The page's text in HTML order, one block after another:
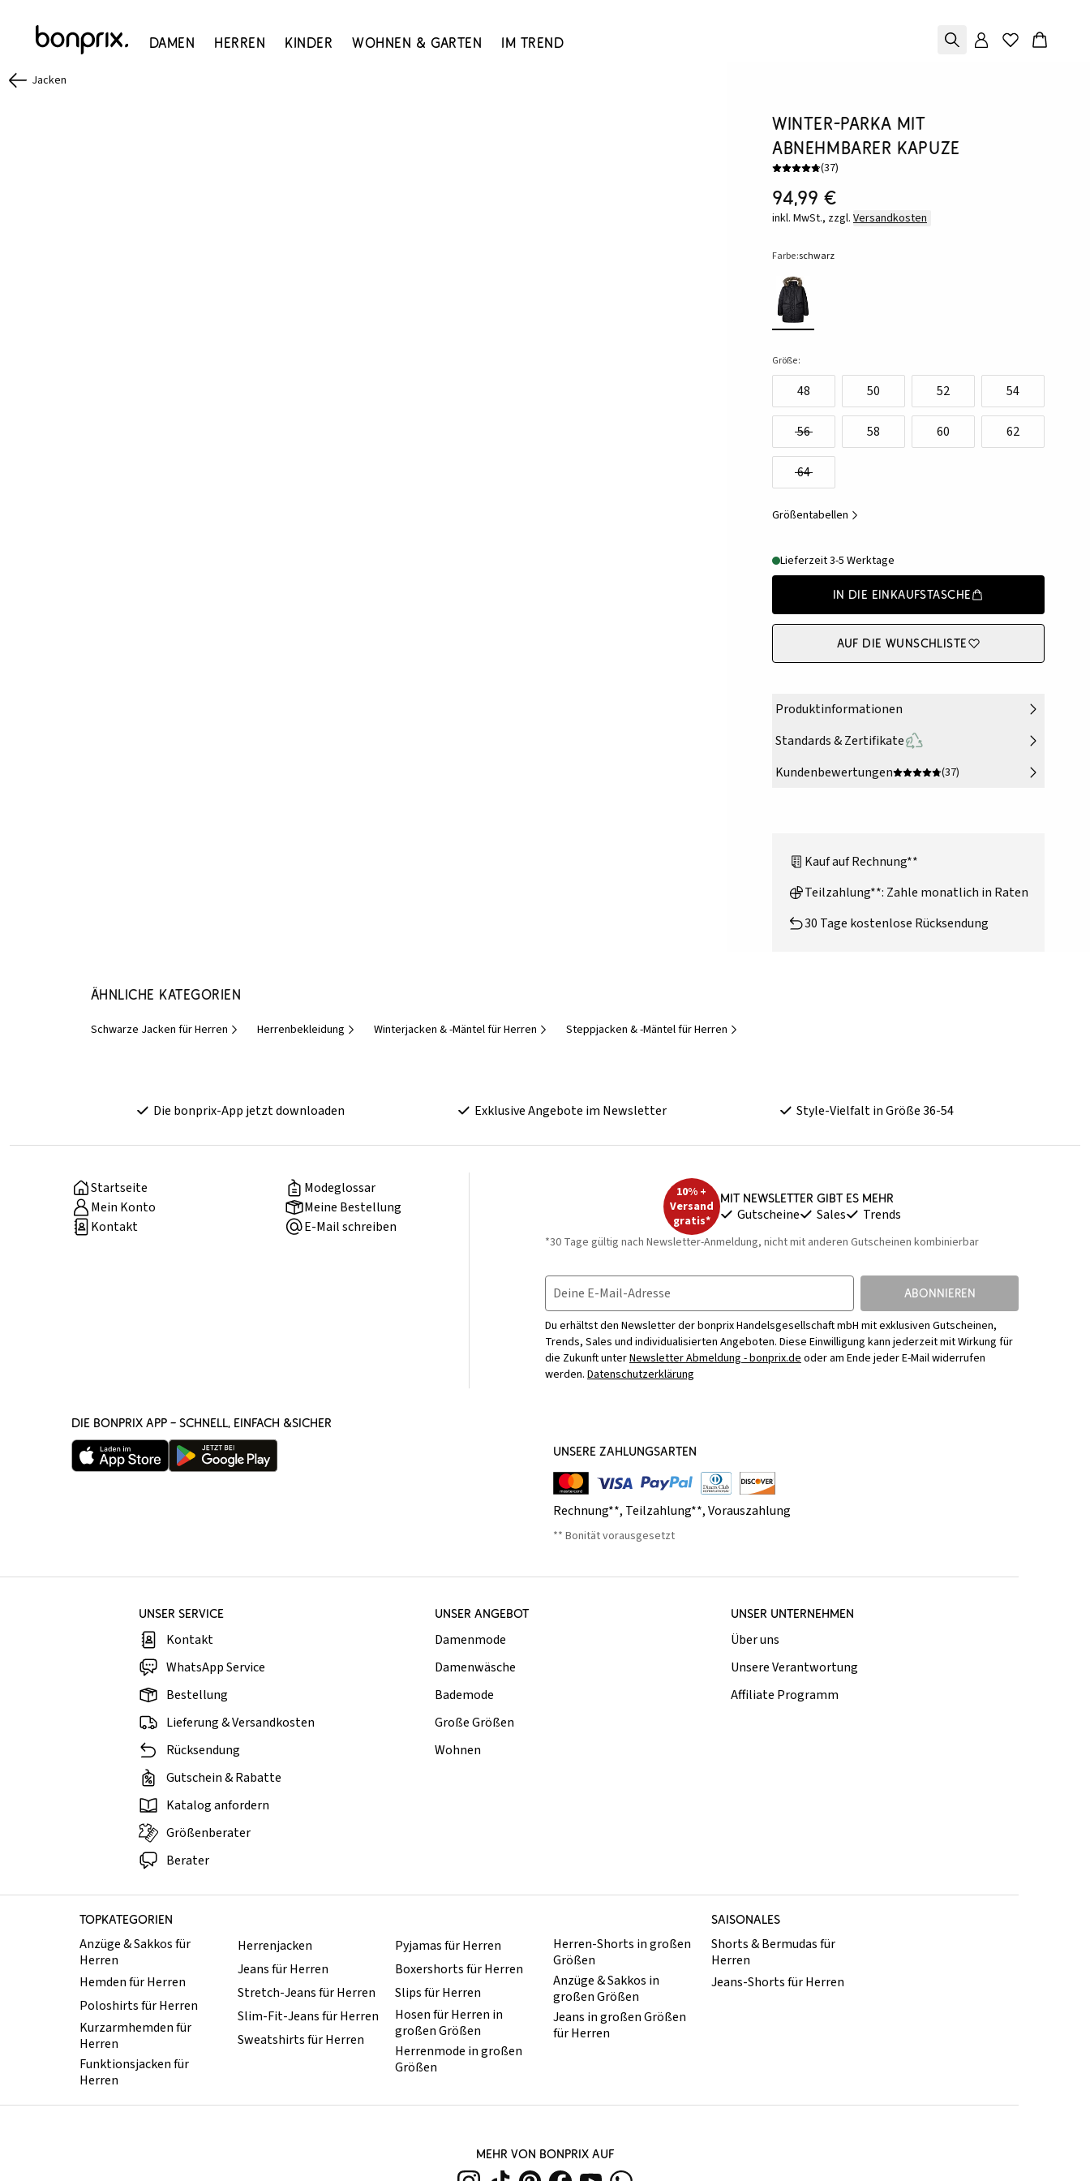
Damen Herren Kinder Wohnen & Garten Im Trend
Jacken
Winter-Parka mit
abnehmbarer Kapuze
(37)
94,99 €
inkl. MwSt., zzgl. Versandkosten
Farbe:schwarz
Größe:
48 50 52 54
56 58 60 62
64
Größentabellen
Lieferzeit 3-5 Werktage
In die Einkaufstasche
Auf die Wunschliste
Produktinformationen
Standards & Zertifikate
Kundenbewertungen
(37)
Kauf auf Rechnung**
Teilzahlung**: Zahle monatlich in Raten
30 Tage kostenlose Rücksendung
Ähnliche Kategorien
Schwarze Jacken für Herren Herrenbekleidung Winterjacken & -Mäntel für Herren Steppjacken & -Mäntel für Herren
Die bonprix-App jetzt downloaden Exklusive Angebote im Newsletter Style-Vielfalt in Größe 36-54
Startseite
Modeglossar
Mein Konto
Meine Bestellung
Kontakt
E-Mail schreiben
10% +
Versand
gratis*
Mit Newsletter gibt es mehr
Gutscheine Sales Trends
*30 Tage gültig nach Newsletter-Anmeldung, nicht mit anderen Gutscheinen kombinierbar
Deine E-Mail-Adresse ABONNIEREN
Du erhältst den Newsletter der bonprix Handelsgesellschaft mbH mit exklusiven Gutscheinen,
Trends, Sales und individualisierten Angeboten. Diese Einwilligung kann jederzeit mit Wirkung für
die Zukunft unterNewsletter Abmeldung - bonprix.deoder am Ende jeder E-Mail widerrufen
werden. Datenschutzerklärung
DIE BONPRIX APP – SCHNELL, EINFACH &SICHER
UNSERE ZAHLUNGSARTEN
Rechnung**, Teilzahlung**,Vorauszahlung
** Bonität vorausgesetzt
UNSER SERVICE
Kontakt
WhatsApp Service
Bestellung
Lieferung & Versandkosten
Rücksendung
Gutschein & Rabatte
Katalog anfordern
Größenberater
Berater
UNSER ANGEBOT
Damenmode
Damenwäsche
Bademode
Große Größen
Wohnen
UNSER UNTERNEHMEN
Über uns
Unsere Verantwortung
Affiliate Programm
TOPKATEGORIEN SAISONALES
Anzüge & Sakkos für
Herren
Hemden für Herren
Poloshirts für Herren
Kurzarmhemden für
Herren
Funktionsjacken für
Herren
Herrenjacken
Jeans für Herren
Stretch-Jeans für Herren
Slim-Fit-Jeans für Herren
Sweatshirts für Herren
Pyjamas für Herren
Boxershorts für Herren
Slips für Herren
Hosen für Herren in
großen Größen
Herrenmode in großen
Größen
Herren-Shorts in großen
Größen
Anzüge & Sakkos in
großen Größen
Jeans in großen Größen
für Herren
Shorts & Bermudas für
Herren
Jeans-Shorts für Herren
MEHR VON BONPRIX AUF